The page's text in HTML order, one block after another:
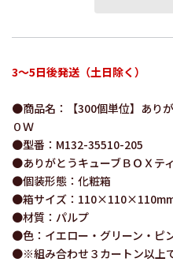
3～5日後発送（土日除く）
●商品名：【300個単位】あり
０Ｗ
●型番：M132-35510-205
●ありがとうキューブＢＯＸテ
●個装形態：化粧箱
●箱サイズ：
●材質：パルプ
●色：イエロー・グリーン・
●※組み合わせ３カートン以上